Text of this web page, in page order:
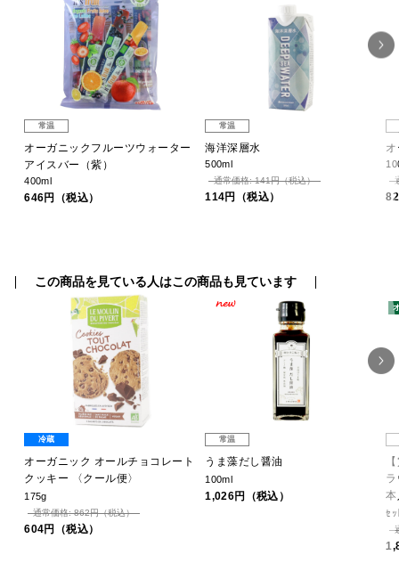
常温
オーガニックフルーツウォーター
アイスバー（紫）
400ml
646円（税込）
常温
海洋深層水
500ml
通常価格: 141円（税込）
114円（税込）
この商品を見ている人はこの商品も見ています
冷蔵
オーガニック オールチョコレート
クッキー 〈クール便〉
175g
通常価格: 862円（税込）
604円（税込）
常温
うま藻だし醤油
100ml
1,026円（税込）
ｾｯ